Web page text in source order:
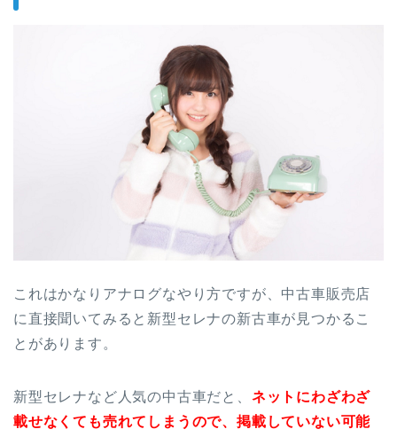
これはかなりアナログなやり方ですが、中古車販売店
に直接聞いてみると新型セレナの新古車が見つかるこ
とがあります。
新型セレナなど人気の中古車だと、 ネットにわざわざ
載せなくても売れてしまうので、掲載していない可能